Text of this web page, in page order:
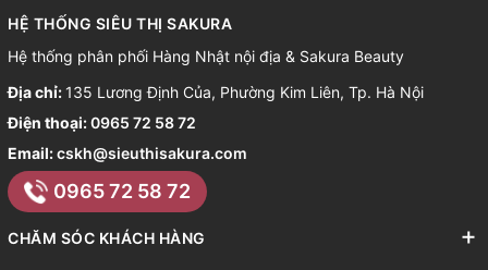
HỆ THỐNG SIÊU THỊ SAKURA
Hệ thống phân phối Hàng Nhật nội địa & Sakura Beauty
Địa chỉ: 135 Lương Định Của, Phường Kim Liên, Tp. Hà Nội
Điện thoại:0965 72 58 72
Email:cskh@sieuthisakura.com
0965 72 58 72
CHĂM SÓC KHÁCH HÀNG